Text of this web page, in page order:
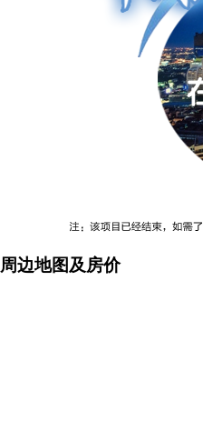
周边地图及房价